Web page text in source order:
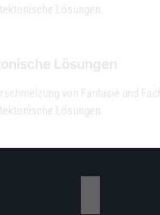
Lösungen.
Lösungen
von Fantasie und
Lösungen.